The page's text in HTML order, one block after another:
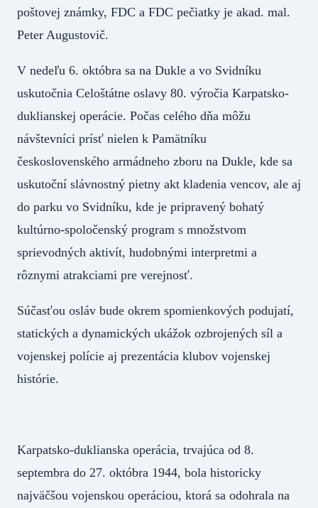
poštovej známky, FDC a FDC pečiatky je akad. mal.
Peter Augustovič.
V nedeľu 6. októbra sa na Dukle a vo Svidníku
uskutočnia Celoštátne oslavy 80. výročia Karpatsko-
duklianskej operácie. Počas celého dňa môžu
návštevníci prísť nielen k Pamätníku
československého armádneho zboru na Dukle, kde sa
uskutoční slávnostný pietny akt kladenia vencov, ale aj
do parku vo Svidníku, kde je pripravený bohatý
kultúrno-spoločenský program s množstvom
sprievodných aktivít, hudobnými interpretmi a
rôznymi atrakciami pre verejnosť.
Súčasťou osláv bude okrem spomienkových podujatí,
statických a dynamických ukážok ozbrojených síl a
vojenskej polície aj prezentácia klubov vojenskej
histórie.
Karpatsko-duklianska operácia, trvajúca od 8.
septembra do 27. októbra 1944, bola historicky
najväčšou vojenskou operáciou, ktorá sa odohrala na